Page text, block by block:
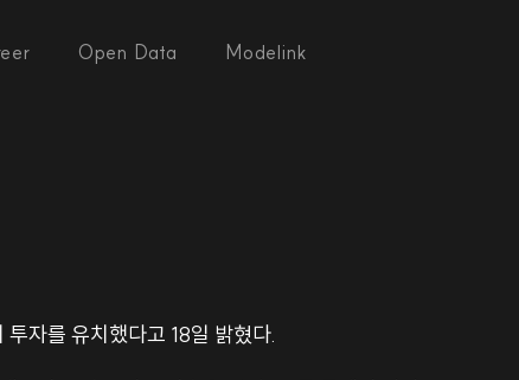
Open Data Modelink
자를 유치했다고 18일 밝혔다.